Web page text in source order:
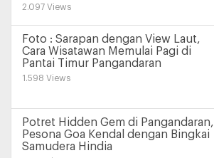
2.097 Views
Foto : Sarapan dengan View Laut,
Cara Wisatawan Memulai Pagi di
Pantai Timur Pangandaran
1.598 Views
Potret Hidden Gem di Pangandaran,
Pesona Goa Kendal dengan Bingkai
Samudera Hindia